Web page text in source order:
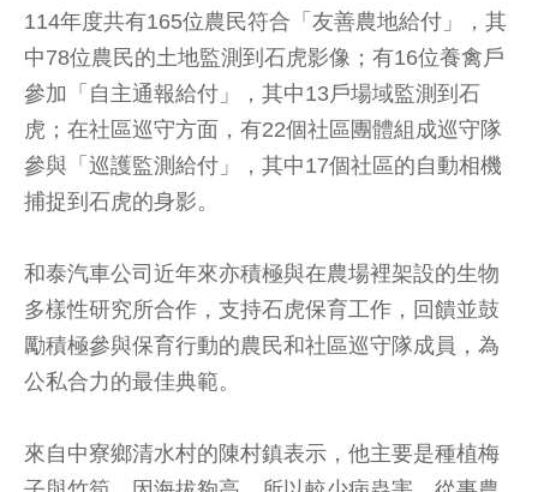
114年度共有165位農民符合「友善農地給付」，其
中78位農民的土地監測到石虎影像；有16位養禽戶
參加「自主通報給付」，其中13戶場域監測到石
虎；在社區巡守方面，有22個社區團體組成巡守隊
參與「巡護監測給付」，其中17個社區的自動相機
捕捉到石虎的身影。
和泰汽車公司近年來亦積極與在農場裡架設的生物
多樣性研究所合作，支持石虎保育工作，回饋並鼓
勵積極參與保育行動的農民和社區巡守隊成員，為
公私合力的最佳典範。
來自中寮鄉清水村的陳村鎮表示，他主要是種植梅